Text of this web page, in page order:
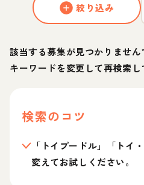
絞り込み
該当する募集が見つかりません
キーワードを変更して再検索し
検索のコツ
「トイプードル」「トイ
変えてお試しください。